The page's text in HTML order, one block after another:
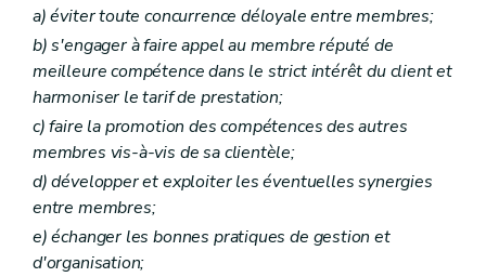
a)éviter toute concurrence déloyale entre membres;
b)s'engager à faire appel au membre réputé de
meilleure compétence dans le strict intérêt du client et
harmoniser le tarif de prestation;
c)faire la promotion des compétences des autres
membres vis-à-vis de sa clientèle;
d)développer et exploiter les éventuelles synergies
entre membres;
e)échanger les bonnes pratiques de gestion et
d'organisation;